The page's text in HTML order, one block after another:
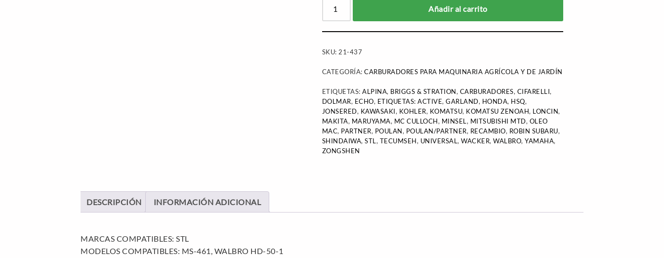
Añadir al carrito
SKU: 21-437
CATEGORÍA:CARBURADORES PARA MAQUINARIA AGRÍCOLA Y DE JARDÍN
ETIQUETAS:ALPINA, BRIGGS & STRATION, CARBURADORES, CIFARELLI,
DOLMAR, ECHO, ETIQUETAS: ACTIVE,GARLAND, HONDA, HSQ,
JONSERED, KAWASAKI, KOHLER, KOMATSU, KOMATSU ZENOAH, LONCIN,
MAKITA, MARUYAMA, MC CULLOCH, MINSEL, MITSUBISHI MTD, OLEO
MAC, PARTNER, POULAN, POULAN/PARTNER, RECAMBIO, ROBIN SUBARU,
SHINDAIWA,STL, TECUMSEH, UNIVERSAL,WACKER,WALBRO,YAMAHA,
ZONGSHEN
DESCRIPCIÓN INFORMACIÓN ADICIONAL
MARCAS COMPATIBLES: STL
MODELOS COMPATIBLES: MS-461, WALBRO HD-50-1